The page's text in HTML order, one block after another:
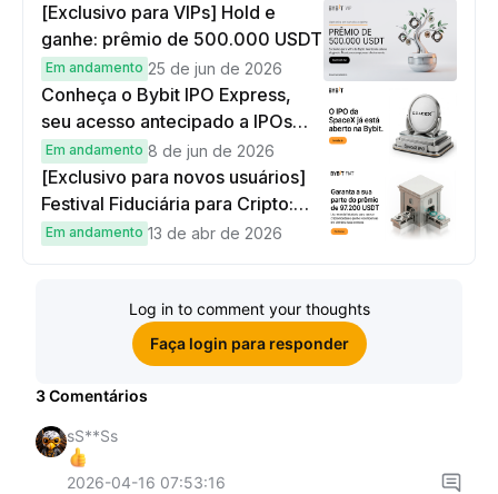
[Exclusivo para VIPs] Hold e
ganhe: prêmio de 500.000 USDT
Em andamento 25 de jun de 2026
Conheça o Bybit IPO Express,
seu acesso antecipado a IPOs
globais
Em andamento 8 de jun de 2026
[Exclusivo para novos usuários]
Festival Fiduciária para Cripto:
complete tarefas simples e
Em andamento 13 de abr de 2026
Log in to comment your thoughts
Faça login para responder
3Comentários
sS**Ss
2026-04-16 07:53:16